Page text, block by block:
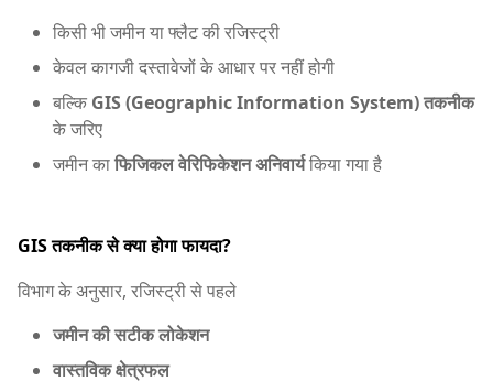
किसी भी जमीन या फ्लैट की रजिस्ट्री
केवल कागजी दस्तावेजों के आधार पर नहीं होगी
बल्कि GIS (Geographic Information System) तकनीक
के जरिए
जमीन काफिजिकल वेरिफिकेशन अनिवार्यकिया गया है
GIS तकनीक से क्या होगा फायदा?
विभाग के अनुसार, रजिस्ट्री से पहले
जमीन की सटीक लोकेशन
वास्तविक क्षेत्रफल